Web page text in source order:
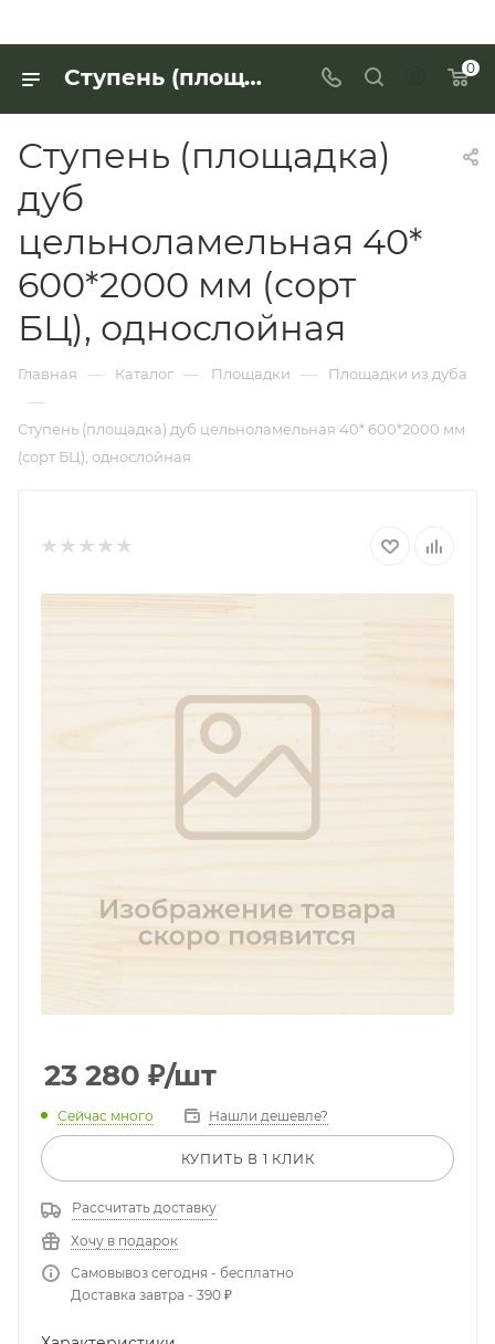
Ступень (площадка) дуб цельноламельная 40* 600*2000 мм (сорт БЦ), однослойная для работы с деревянными изделиями — купить в «Интерьер Дом» 0
Ступень (площадка)
дуб
цельноламельная 40*
600*2000 мм (сорт
БЦ), однослойная
Главная — Каталог — Площадки — Площадки из дуба
—
Ступень (площадка) дуб цельноламельная 40* 600*2000 мм
(сорт БЦ), однослойная
23 280 ₽/шт
Сейчас много Нашли дешевле?
КУПИТЬ В 1 КЛИК
Рассчитать доставку
Хочу в подарок
Самовывоз сегодня - бесплатно
Доставка завтра - 390 ₽